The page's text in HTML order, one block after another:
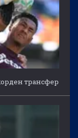
трансфер